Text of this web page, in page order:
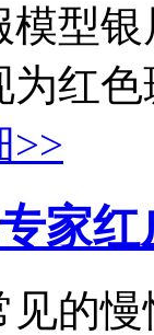
型
为红
>>
家红
的